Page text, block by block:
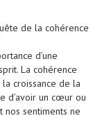
de la cohérence
d’une
La cohérence
croissance de la
d’avoir un cœur ou
sentiments ne